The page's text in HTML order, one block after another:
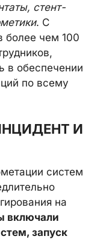
стент-
. С
более чем 100
в обеспечении
по всему
И
систем
на
включали
запуск